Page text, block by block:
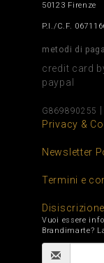
50123 Firenze
P.I./C.F.
metodi di
credit card
paypal
G869890255
Privacy &
Newsletter
Termini e
Vuoi essere
Brandimarte?